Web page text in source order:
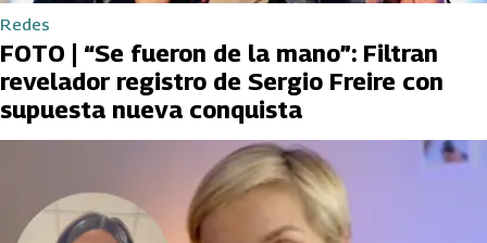
Redes
FOTO | “Se fueron de la mano”: Filtran
revelador registro de Sergio Freire con
supuesta nueva conquista